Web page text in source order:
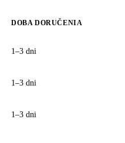
DOBA DORUČENIA
1–3 dni
1–3 dni
1–3 dni